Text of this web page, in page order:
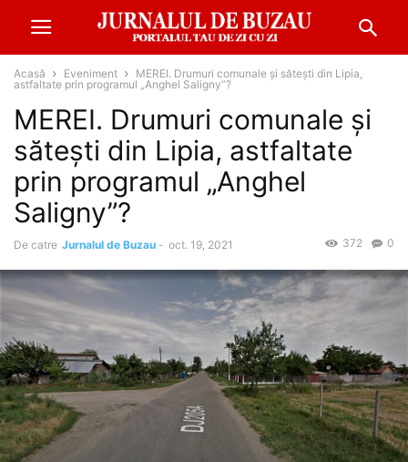
Acasă Eveniment
MEREI. Drumuri comunale și sătești din Lipia,
astfaltate prin programul „Anghel Saligny”?
MEREI. Drumuri comunale și
sătești din Lipia, astfaltate
prin programul „Anghel
Saligny”?
De catre Jurnalul de Buzau - oct. 19, 2021 0
372